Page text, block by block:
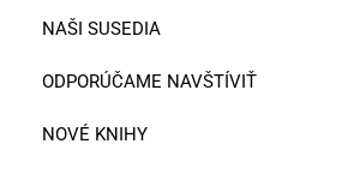
NAŠI SUSEDIA
ODPORÚČAME NAVŠTÍVIŤ
NOVÉ KNIHY